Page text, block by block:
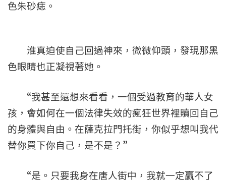
色朱砂痣。
淮真迫使自己回過神來，微微仰頭，發現那黑
色眼睛也正凝視著她。
“我甚至還想來看看，一個受過教育的華人女
孩，會如何在一個法律失效的瘋狂世界裡贖回自己
的身體與自由。在薩克拉門托街，你似乎想叫我代
替你買下你自己，是不是？”
“是。只要我身在唐人街中，我就一定贏不了